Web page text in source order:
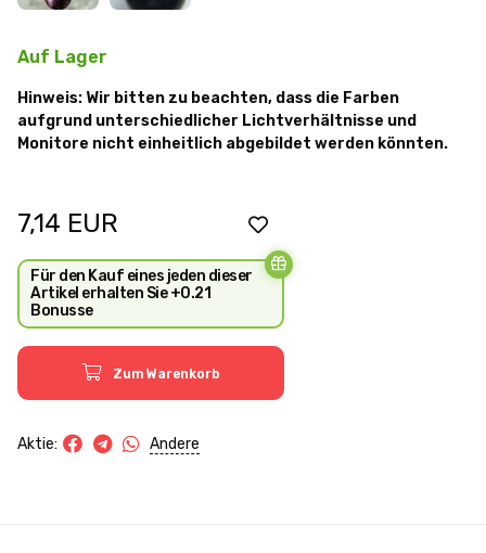
Auf Lager
Hinweis: Wir bitten zu beachten, dass die Farben
aufgrund unterschiedlicher Lichtverhältnisse und
Monitore nicht einheitlich abgebildet werden könnten.
7,14 EUR
Für den Kauf eines jeden dieser
Artikel erhalten Sie +0.21
Bonusse
Zum Warenkorb
Aktie: Andere